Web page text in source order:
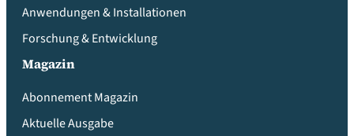
Anwendungen & Installationen
Forschung & Entwicklung
Magazin
Abonnement Magazin
Aktuelle Ausgabe